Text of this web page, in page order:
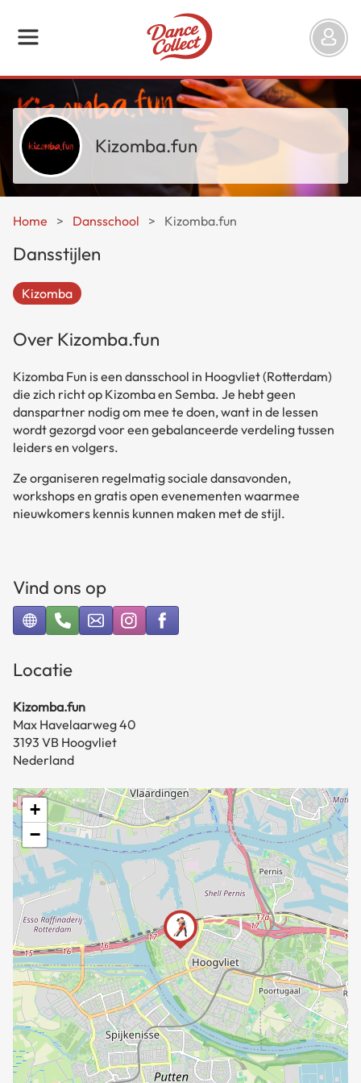
Kizomba.fun
Home > Dansschool > Kizomba.fun
Dansstijlen
Kizomba
Over Kizomba.fun
Kizomba Fun is een dansschool in Hoogvliet (Rotterdam)
die zich richt op Kizomba en Semba. Je hebt geen
danspartner nodig om mee te doen, want in de lessen
wordt gezorgd voor een gebalanceerde verdeling tussen
leiders en volgers.
Ze organiseren regelmatig sociale dansavonden,
workshops en gratis open evenementen waarmee
nieuwkomers kennis kunnen maken met de stijl.
Vind ons op
Locatie
Kizomba.fun
Max Havelaarweg 40
3193 VB Hoogvliet
Nederland
+
−